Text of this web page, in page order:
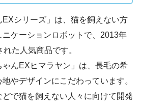
EXシリーズ」は、猫を飼えない方
ケーションロボットで、2013年
た人気商品です。
んEXヒマラヤン」は、長毛の希
やデザインにこだわっています。
で猫を飼えない人々に向けて開発